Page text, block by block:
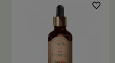
favorite_border